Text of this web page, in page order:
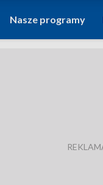
Nasze programy